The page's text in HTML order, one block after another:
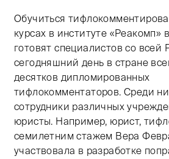
Тифлокомментарий: цветная
Обучиться
курсах в институте «Реакомп»
готовят специалистов со всей
сегодняшний день в стране
десятков дипломированных
тифлокомментаторов. Среди
сотрудники различных
юристы. Например, юрист,
семилетним стажем Вера
участвовала в разработке